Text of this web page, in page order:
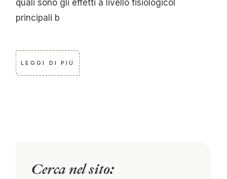
quali sono gli effetti a livello fisiologicoI
principali b
LEGGI DI PIÙ
Cerca nel sito: